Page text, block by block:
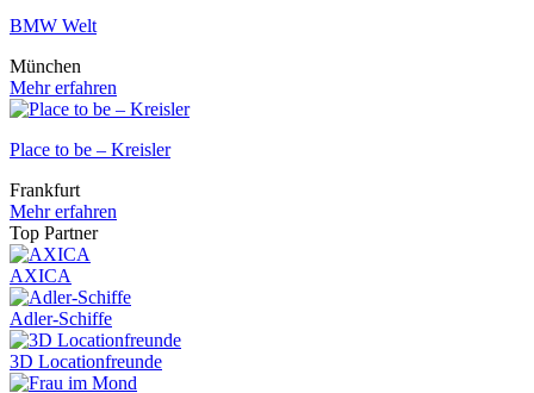
BMW Welt
München
Mehr erfahren
Place to be – Kreisler
Frankfurt
Mehr erfahren
Top Partner
AXICA
Adler-Schiffe
3D Locationfreunde